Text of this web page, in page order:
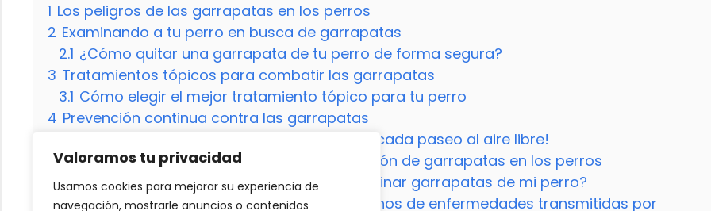
Valoramos tu privacidad
Usamos cookies para mejorar su experiencia de
navegación, mostrarle anuncios o contenidos
1 Los peligros de las garrapatas en los perros
2 Examinando a tu perro en busca de garrapatas
2.1 ¿Cómo quitar una garrapata de tu perro de forma segura?
3 Tratamientos tópicos para combatir las garrapatas
3.1 Cómo elegir el mejor tratamiento tópico para tu perro
4 Prevención continua contra las garrapatas
¡No olvides revisar a tu perro después de cada paseo al aire libre!
5 FAQ: Preguntas frecuentes sobre la eliminación de garrapatas en los perros
5.1 ¿Puedo usar productos caseros para eliminar garrapatas de mi perro?
5.2 ¿Qué debo hacer si mi perro muestra signos de enfermedades transmitidas por